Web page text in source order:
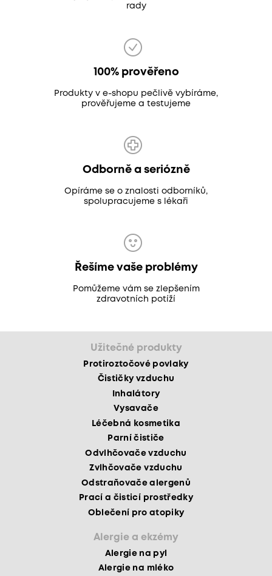
rady
100% prověřeno
Produkty v e-shopu pečlivě vybíráme,
prověřujeme a testujeme
Odborně a seriózně
Opíráme se o znalosti odborníků,
spolupracujeme s lékaři
Řešíme vaše problémy
Pomůžeme vám se zlepšením
zdravotních potíží
Užitečné produkty
Protiroztočové povlaky
Čističky vzduchu
Inhalátory
Vysavače
Léčebná kosmetika
Parní čističe
Odvlhčovače vzduchu
Zvlhčovače vzduchu
Odstraňovače alergenů
Prací a čisticí prostředky
Oblečení pro atopiky
Alergie a ekzémy
Alergie na pyl
Alergie na mléko